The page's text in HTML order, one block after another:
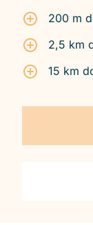
200 m
2,5 km
15 km